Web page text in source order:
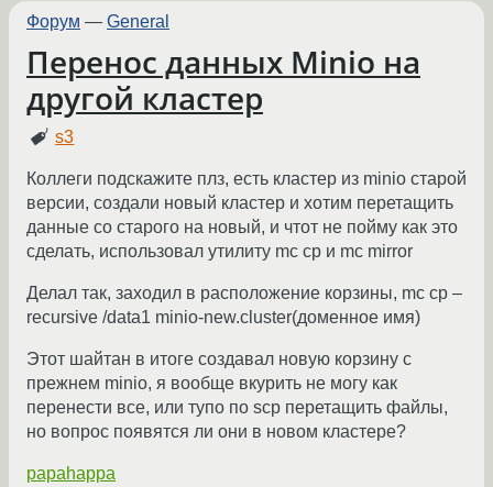
Форум — General
Перенос данных Minio на
другой кластер
s3
Коллеги подскажите плз, есть кластер из minio старой
версии, создали новый кластер и хотим перетащить
данные со старого на новый, и чтот не пойму как это
сделать, использовал утилиту mc cp и mc mirror
Делал так, заходил в расположение корзины, mc cp –
recursive /data1 minio-new.cluster(доменное имя)
Этот шайтан в итоге создавал новую корзину с
прежнем minio, я вообще вкурить не могу как
перенести все, или тупо по scp перетащить файлы,
но вопрос появятся ли они в новом кластере?
papahappa